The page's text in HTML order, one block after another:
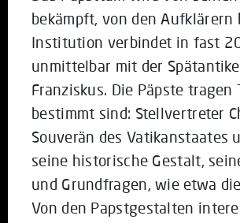
bekämpft, von den
Institution verbindet in fast
unmittelbar mit der
Franziskus. Die Päpste
bestimmt sind: Stellvertreter
Souverän des Vatikanstaates
seine historische Gestalt,
und Grundfragen, wie etwa
Von den Papstgestalten